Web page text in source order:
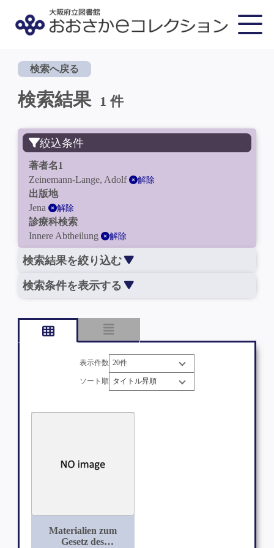
検索へ戻る
検索結果 1 件
絞込条件
著者名1
Zeinemann-Lange, Adolf
解除
出版地
Jena
解除
診療科検索
Innere Abtheilung
解除
検索結果を絞り込む
検索条件を表示する
表示件数
ソート順
Materialien zum
Gesetz des